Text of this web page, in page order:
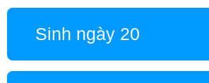
Sinh ngày 20